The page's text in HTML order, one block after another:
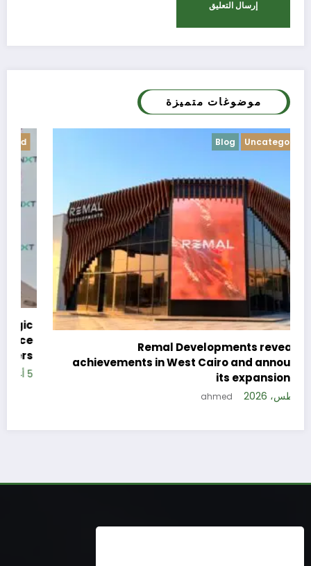
موضوغات متميزة
Uncategorized
Remal Developments reveals its
achievements in West Cairo and announces
its expansion plan
5 أغسطس، 2026